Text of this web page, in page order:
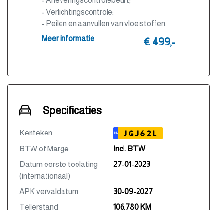
- Verlichtingscontrole;
- Peilen en aanvullen van vloeistoffen;
- Bandenspanningscontrole;
Meer informatie € 499,-
Specificaties
Kenteken NL JGJ62L
BTW of Marge
Incl. BTW
Datum eerste toelating
(internationaal)
27-01-2023
APK vervaldatum
30-09-2027
Tellerstand
106.780 KM